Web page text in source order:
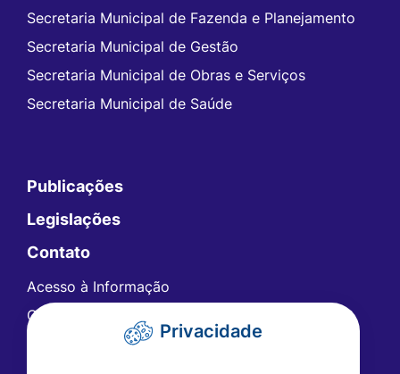
Secretaria Municipal de Fazenda e Planejamento
Secretaria Municipal de Gestão
Secretaria Municipal de Obras e Serviços
Secretaria Municipal de Saúde
Publicações
Legislações
Contato
Acesso à Informação
Ouvidoria
Carta de Serviços
Privacidade